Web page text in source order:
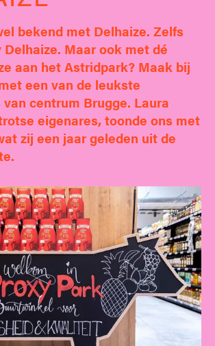
bekend met Delhaize. Zelfs
Delhaize. Maar ook met dé
aan het Astridpark? Maak bij
een van de leukste
centrum Brugge. Laura
eigenares, toonde ons met
zij een jaar geleden uit de